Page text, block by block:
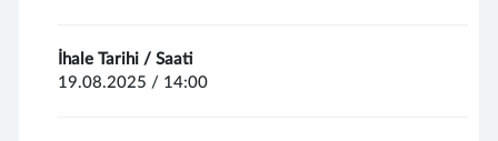
İhale Tarihi / Saati
19.08.2025 / 14:00